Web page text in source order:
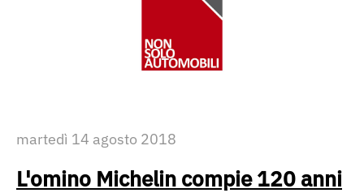
martedì 14 agosto 2018
L'omino Michelin compie 120 anni